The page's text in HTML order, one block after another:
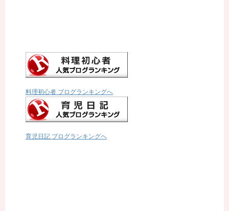
料理初心者 ブログランキングへ
育児日記 ブログランキングへ